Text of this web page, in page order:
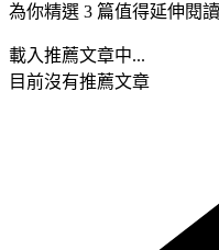
為你精選 3 篇值得延伸閱
載入推薦文章中...
目前沒有推薦文章